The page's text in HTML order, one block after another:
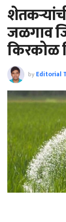
जळगाव
किरकोळ
byEditorial